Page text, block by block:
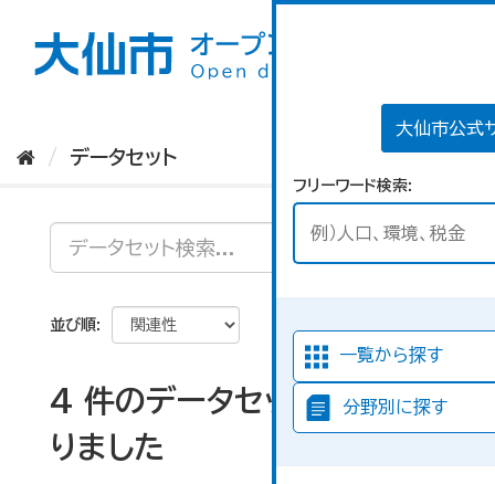
大仙市公式
フリーワード検索
一覧から探す
分野別に探す
データセット
並び順
4 件のデータセットが見つか
りました